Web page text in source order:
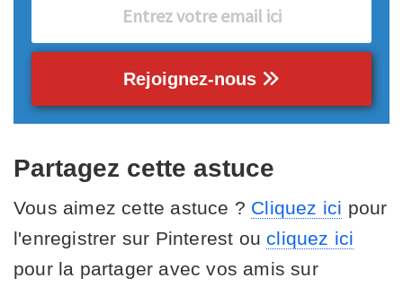
Rejoignez-nous
Partagez cette astuce
Vous aimez cette astuce ? Cliquez ici pour
l'enregistrer sur Pinterest ou cliquez ici
pour la partager avec vos amis sur